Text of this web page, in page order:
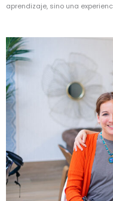
aprendizaje, sino una